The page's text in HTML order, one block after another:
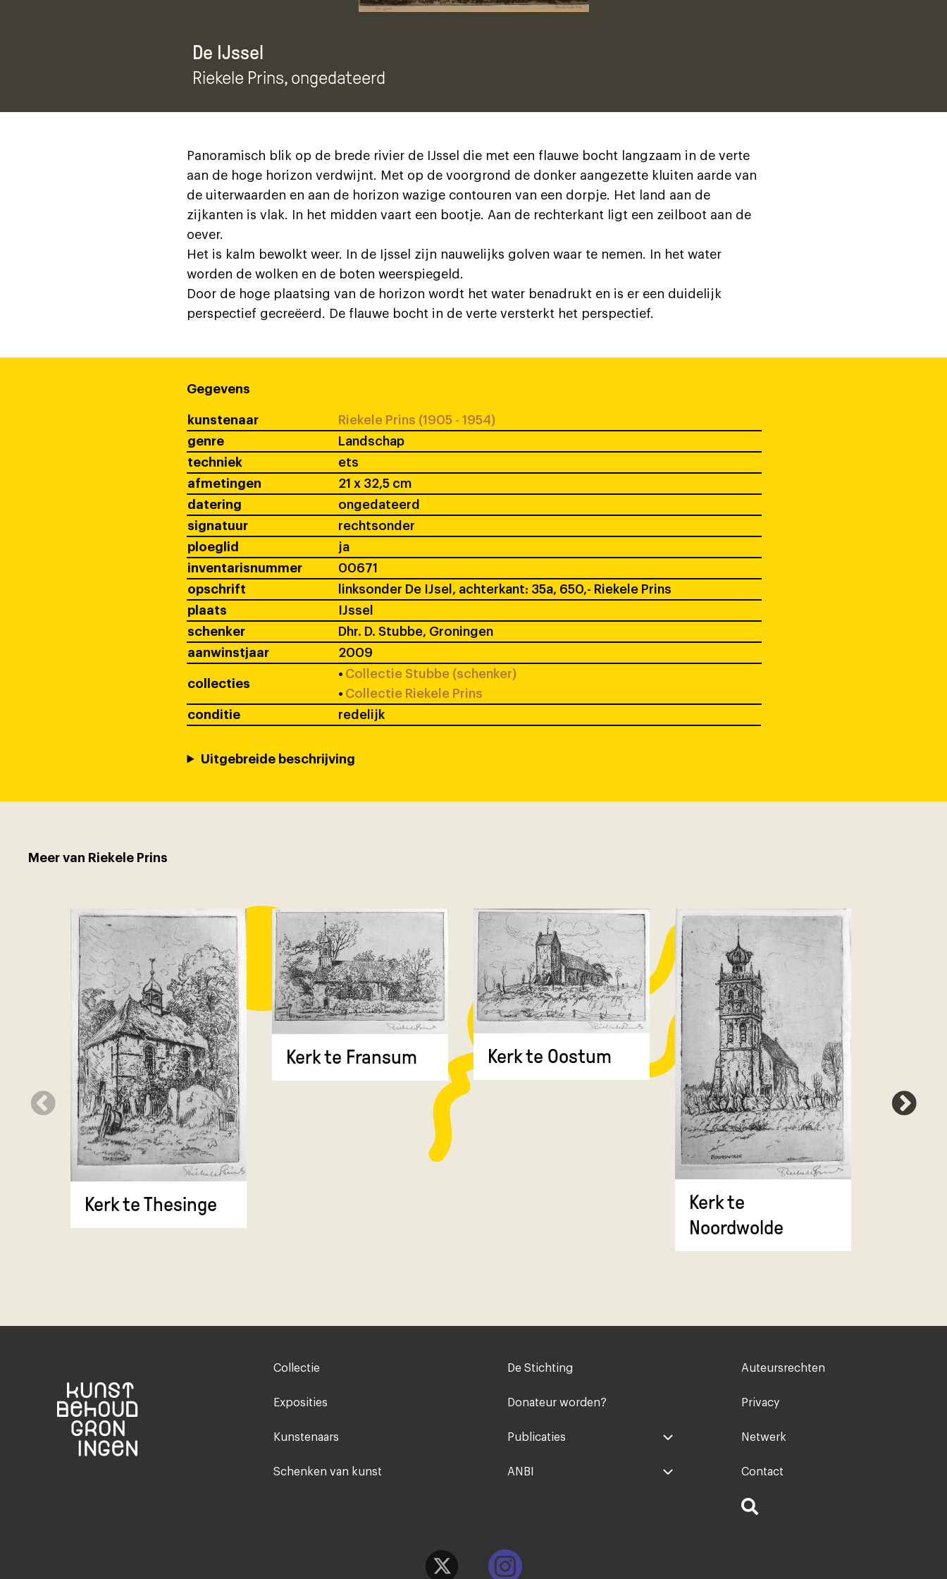
De IJssel
Riekele Prins, ongedateerd
Panoramisch blik op de brede rivier de IJssel die met een flauwe bocht langzaam in de verte
aan de hoge horizon verdwijnt. Met op de voorgrond de donker aangezette kluiten aarde van
de uiterwaarden en aan de horizon wazige contouren van een dorpje. Het land aan de
zijkanten is vlak. In het midden vaart een bootje. Aan de rechterkant ligt een zeilboot aan de
oever.
Het is kalm bewolkt weer. In de Ijssel zijn nauwelijks golven waar te nemen. In het water
worden de wolken en de boten weerspiegeld.
Door de hoge plaatsing van de horizon wordt het water benadrukt en is er een duidelijk
perspectief gecreëerd. De flauwe bocht in de verte versterkt het perspectief.
Gegevens
kunstenaar
Riekele Prins (1905 - 1954)
genre
Landschap
techniek
ets
afmetingen
21 x 32,5 cm
datering
ongedateerd
signatuur
rechtsonder
ploeglid
ja
inventarisnummer
00671
opschrift
linksonder De IJsel, achterkant: 35a, 650,- Riekele Prins
plaats
IJssel
schenker
Dhr. D. Stubbe, Groningen
aanwinstjaar
2009
collecties
• Collectie Stubbe (schenker)
• Collectie Riekele Prins
conditie
redelijk
Uitgebreide beschrijving
Meer van Riekele Prins
Kerk te Thesinge
Kerk te Fransum Kerk te Oostum
Kerk te
Noordwolde
Footer-
Collectie
Exposities
Kunstenaars
Schenken van kunst
Voet
De Stichting
Donateur worden?
Publicaties
ANBI
Voet
Auteursrechten
Privacy
Netwerk
Contact